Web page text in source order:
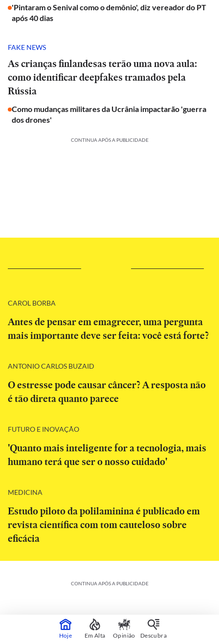
'Pintaram o Senival como o demônio', diz vereador do PT
após 40 dias
FAKE NEWS
As crianças finlandesas terão uma nova aula:
como identificar deepfakes tramados pela
Rússia
Como mudanças militares da Ucrânia impactarão 'guerra
dos drones'
CONTINUA APÓS A PUBLICIDADE
CAROL BORBA
Antes de pensar em emagrecer, uma pergunta
mais importante deve ser feita: você está forte?
ANTONIO CARLOS BUZAID
O estresse pode causar câncer? A resposta não
é tão direta quanto parece
FUTURO E INOVAÇÃO
'Quanto mais inteligente for a tecnologia, mais
humano terá que ser o nosso cuidado'
MEDICINA
Estudo piloto da polilaminina é publicado em
revista científica com tom cauteloso sobre
eficácia
CONTINUA APÓS A PUBLICIDADE
Hoje Em Alta Opinião Descubra